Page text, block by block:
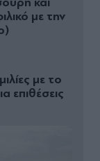
με την
με το
επιθέσεις